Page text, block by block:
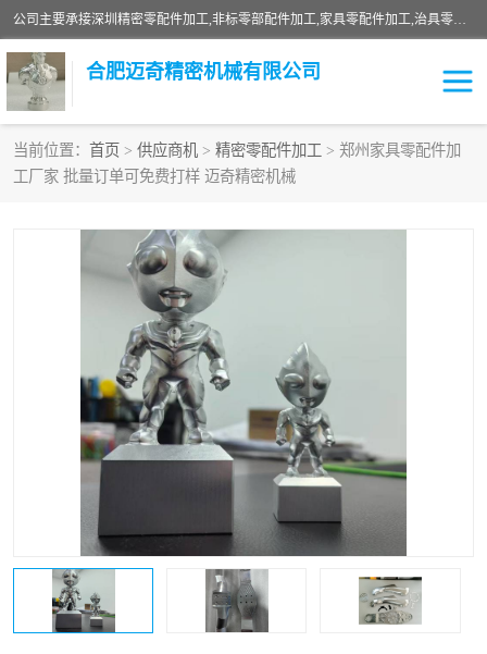
公司主要承接深圳精密零配件加工,非标零部配件加工,家具零配件加工,治具零配件加工,安徽精密零配件加工等各种各种精密机械加工，欢迎来来电咨询！
合肥迈奇精密机械有限公司
当前位置： 首页 > 供应商机 > 精密零配件加工 > 郑州家具零配件加
工厂家 批量订单可免费打样 迈奇精密机械
铣床加工 精密零配件加工
机器人零件加工
家具零配件加工
零部件机加工 机床零件加工
CNC加工 数控机床加工
不锈钢加工